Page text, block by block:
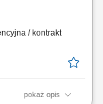
/ kontrakt
pokaż opis